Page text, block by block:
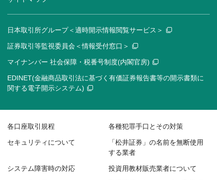
日本取引所グループ＜適時開示情報閲覧サービス＞
証券取引等監視委員会＜情報受付窓口＞
マイナンバー 社会保障・税番号制度(内閣官房)
EDINET(金融商品取引法に基づく有価証券報告書等の開示書類に
関する電子開示システム)
各口座取引規程 各種犯罪手口とその対策
セキュリティについて
「松井証券」の名前を無断使用
する業者
システム障害時の対応 投資用教材販売業者について